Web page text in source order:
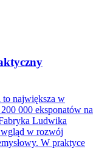
to największa w
000 eksponatów na
Ludwika
wgląd w rozwój
W praktyce